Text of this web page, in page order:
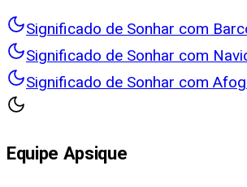
Significado de Sonhar com
Significado de Sonhar com
Significado de Sonhar com
Equipe Apsique